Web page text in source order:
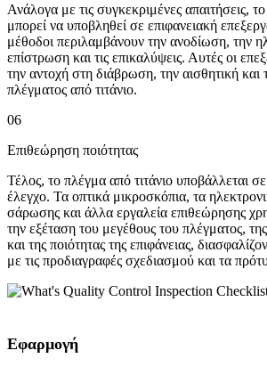
Ανάλογα με τις συγκεκριμένες απαιτήσεις,
μπορεί να υποβληθεί σε επιφανειακή
μέθοδοι περιλαμβάνουν την ανοδίωση, την
επίστρωση και τις επικαλύψεις. Αυτές οι
την αντοχή στη διάβρωση, την αισθητική
πλέγματος από τιτάνιο.
06
Επιθεώρηση ποιότητας
Τέλος, το πλέγμα από τιτάνιο υποβάλλεται
έλεγχο. Τα οπτικά μικροσκόπια, τα
σάρωσης και άλλα εργαλεία επιθεώρησης
την εξέταση του μεγέθους του πλέγματος,
και της ποιότητας της επιφάνειας,
με τις προδιαγραφές σχεδιασμού και τα
Εφαρμογή